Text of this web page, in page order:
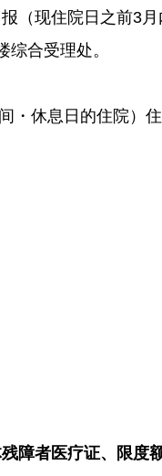
（现住院日之前3
合受理处。
・休息日的住院）
障者医疗证、限度